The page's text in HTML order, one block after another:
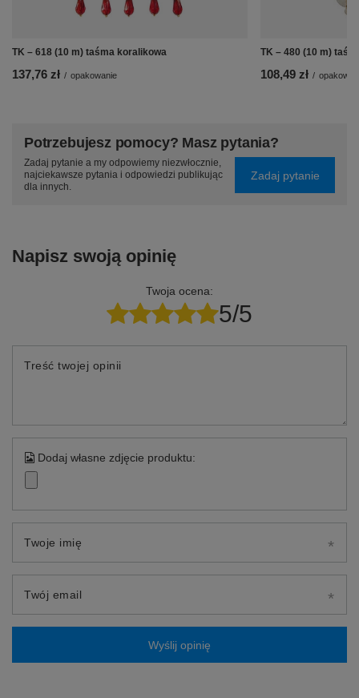
TK – 618 (10 m) taśma koralikowa
137,76 zł / opakowanie
TK – 480 (10 m)
108,49 zł /
Potrzebujesz pomocy? Masz pytania?
Zadaj pytanie a my odpowiemy niezwłocznie,
najciekawsze pytania i odpowiedzi publikując
dla innych.
Zadaj pytanie
Napisz swoją opinię
Twoja ocena:
5/5
Treść twojej opinii
Dodaj własne zdjęcie produktu:
Twoje imię
Twój email
Wyślij opinię